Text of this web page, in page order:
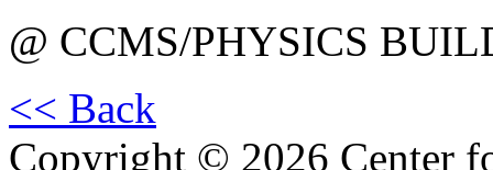
@ CCMS/PHYSICS
<< Back
Copyright © 2026 Center